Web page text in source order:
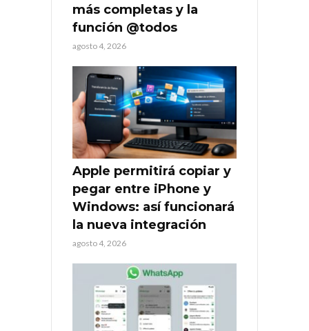
más completas y la
función @todos
agosto 4, 2026
Apple permitirá copiar y
pegar entre iPhone y
Windows: así funcionará
la nueva integración
agosto 4, 2026